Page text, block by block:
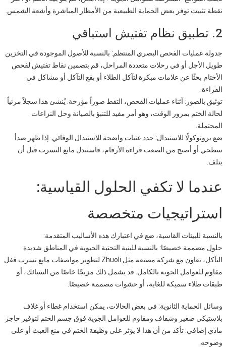
نقطة تثبيت توفر بعض الحماية الطبيعية من الأمطار المباشرة وأشعة الشمس.
2. تطبيق نظام تفتيش استباقي
جدولة عمليات الفحص البصري المنتظم: بالنسبة للأصول الموجودة في التخزين
طويل الأجل أو في رحلات متعددة المراحل، قم بتضمين نقاط تفتيش لفحص
الأختام بحثًا عن علامات مبكرة لتآكل الطلاء أو بقع التآكل أو مشاكل في
القراءة.
توثيق بالصور: أثناء عمليات الفحص، التقط صوراً مؤرخة. يُنشئ هذا سجلاً مرئياً
لحالة الختم بمرور الوقت، وهو أمر مفيد للتنبؤ بالصيانة وحل النزاعات
المحتملة.
ضع بروتوكولًا للاستبدال: حدد عتبات واضحة للاستبدال الوقائي. إذا ظهر صدأ
سطحي أو أصبح من الصعب قراءة الأرقام، فاستبدل مانع التسرب قبل أن
يتلف.
عندما لا تكفي الحلول القياسية:
استراتيجيات متخصصة
بالنسبة للبيئات القاسية، ضع في اعتبارك هذه الأساليب المتقدمة:
حلول مصممة خصيصًا: بالنسبة للبنية التحتية الحيوية في المناطق شديدة
التآكل، تعاون مع شركة مصنعة مثل Zhuoli لتطوير مواصفات مانع تسرب قفل
مقاوم للعوامل الجوية بالكامل. قد يشمل ذلك مزيجًا خاصًا من السبائك، أو
طبقات طلاء سميكة للغاية، أو حشوات مصممة خصيصًا.
وسائل الحماية الثانوية: في بعض الحالات، يمكن استخدام غطاء أو غلاف
بلاستيكي صغير وشفاف ومقاوم للعوامل الجوية فوق جسم الختم لتوفير حاجز
مادي إضافي. تأكد من أن هذا لا يؤثر على وظيفة الختم في منع العبث أو على
وضوحه.